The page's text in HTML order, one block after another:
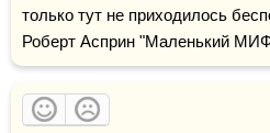
только тут не приходилось
Роберт Асприн "Маленький